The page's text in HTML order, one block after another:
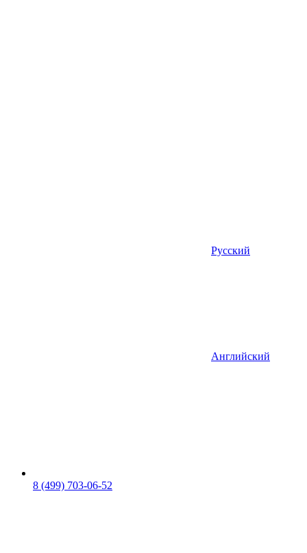
Русский
Английский
8 (499) 703-06-52